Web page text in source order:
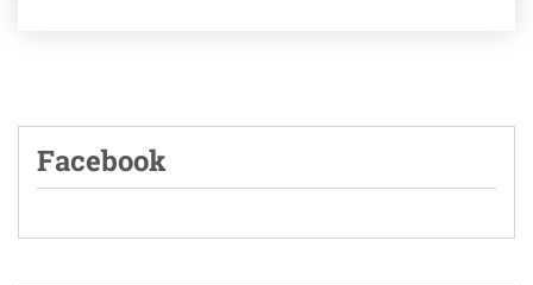
Facebook